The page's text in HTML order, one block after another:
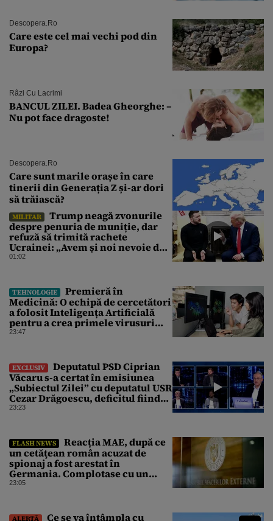
Descopera.ro
Care este cel mai vechi pod din
Europa?
Râzi Cu Lacrimi
BANCUL ZILEI. Badea Gheorghe: –
Nu pot face dragoste!
Descopera.ro
Care sunt marile orașe în care
tinerii din Generația Z și-ar dori
să trăiască?
MILITAR
Trump neagă zvonurile
despre penuria de muniție, dar
refuză să trimită rachete
Ucrainei: „Avem și noi nevoie de
rachete”
01:02
TEHNOLOGIE
Premieră în
Medicină: O echipă de cercetători
a folosit Inteligența Artificială
pentru a crea primele virusuri
sintetice la tratarea de E.coli
23:47
EXCLUSIV
Deputatul PSD Ciprian
Văcaru s-a certat în emisiunea
„Subiectul Zilei” cu deputatul USR
Cezar Drăgoescu, deficitul fiind
motivul scandalului
23:23
FLASH NEWS
Reacția MAE, după ce
un cetăţean român acuzat de
spionaj a fost arestat în
Germania. Complotase cu un
ucrainean ca să asasineze un
23:05
ALERTĂ
Ce se va întâmpla cu